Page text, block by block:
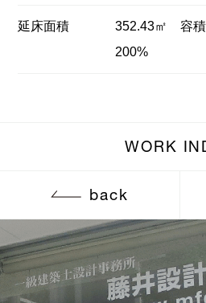
延床面積
352.43㎡ 容
200%
WORK
back